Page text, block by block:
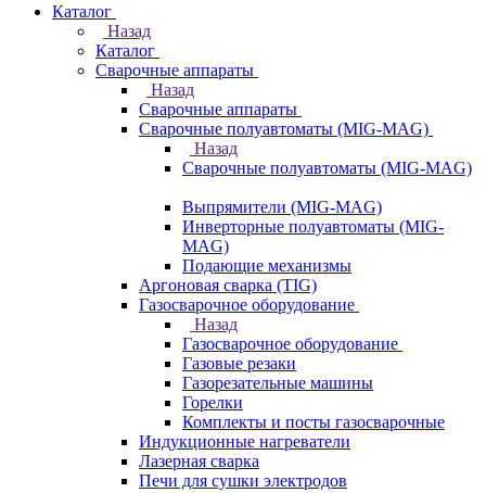
Каталог
Назад
Каталог
Сварочные аппараты
Назад
Сварочные аппараты
Сварочные полуавтоматы (MIG-MAG)
Назад
Сварочные полуавтоматы (MIG-MAG)
Выпрямители (MIG-MAG)
Инверторные полуавтоматы (MIG-
MAG)
Подающие механизмы
Аргоновая сварка (TIG)
Газосварочное оборудование
Назад
Газосварочное оборудование
Газовые резаки
Газорезательные машины
Горелки
Комплекты и посты газосварочные
Индукционные нагреватели
Лазерная сварка
Печи для сушки электродов